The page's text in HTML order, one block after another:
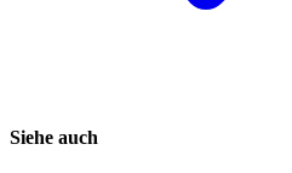
Siehe auch